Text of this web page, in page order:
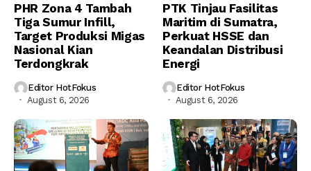
PHR Zona 4 Tambah
Tiga Sumur Infill,
Target Produksi Migas
Nasional Kian
Terdongkrak
Editor HotFokus
August 6, 2026
PTK Tinjau Fasilitas
Maritim di Sumatra,
Perkuat HSSE dan
Keandalan Distribusi
Energi
Editor HotFokus
August 6, 2026